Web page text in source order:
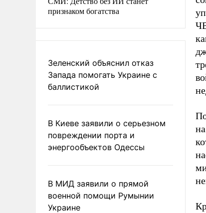
признаком богатства
Зеленский объяснил отказ
Запада помогать Украине с
баллистикой
В Киеве заявили о серьезном
повреждении порта и
энергообъектов Одессы
В МИД заявили о прямой
военной помощи Румынии
Украине